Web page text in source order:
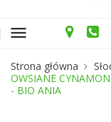
menu
Strona główna
OWSIANE
- BIO ANIA